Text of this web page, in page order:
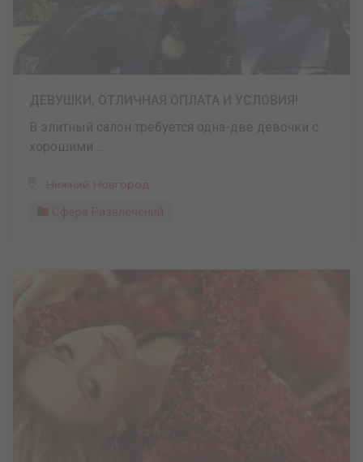
В элитный салон требуется одна-две девочки с
хорошими ...
Нижний Новгород
Сфера Развлечений